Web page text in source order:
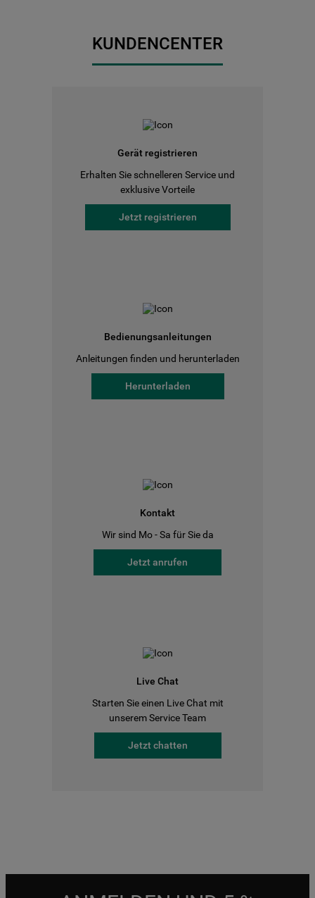
KUNDENCENTER
Gerät registrieren
Erhalten Sie schnelleren Service und
exklusive Vorteile
Jetzt registrieren
Bedienungsanleitungen
Anleitungen finden und herunterladen
Herunterladen
Kontakt
Wir sind Mo - Sa für Sie da
Jetzt anrufen
Live Chat
Starten Sie einen Live Chat mit
unserem Service Team
Jetzt chatten